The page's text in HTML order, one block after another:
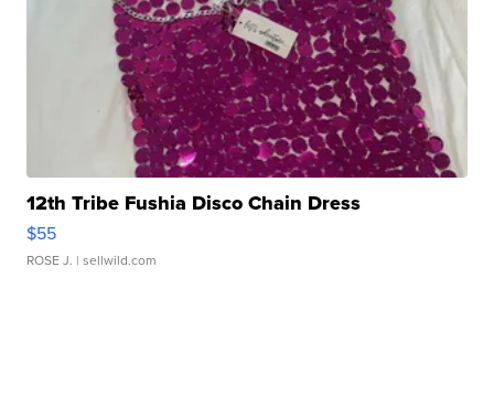
12th Tribe Fushia Disco Chain Dress
$55
ROSE J. | sellwild.com